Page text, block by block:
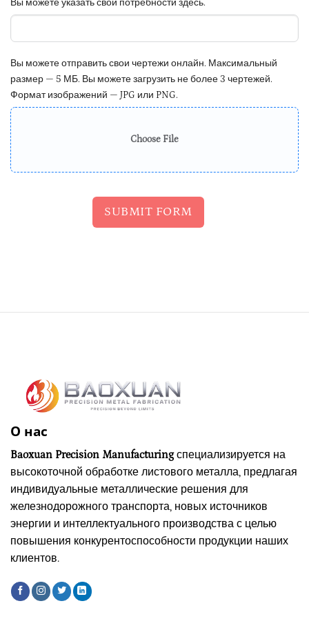
Вы можете указать свои потребности здесь.
Вы можете отправить свои чертежи онлайн. Максимальный
размер — 5 МБ. Вы можете загрузить не более 3 чертежей.
Формат изображений — JPG или PNG.
Choose File
SUBMIT FORM
О нас
Baoxuan Precision Manufacturingспециализируется на
высокоточной обработке листового металла, предлагая
индивидуальные металлические решения для
железнодорожного транспорта, новых источников
энергии и интеллектуального производства с целью
повышения конкурентоспособности продукции наших
клиентов.